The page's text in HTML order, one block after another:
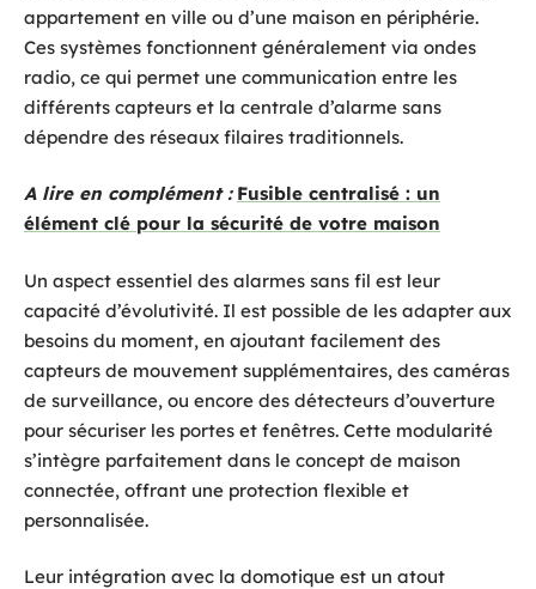
appartement en ville ou d’une maison en périphérie.
Ces systèmes fonctionnent généralement via ondes
radio, ce qui permet une communication entre les
différents capteurs et la centrale d’alarme sans
dépendre des réseaux filaires traditionnels.
A lire en complément : Fusible centralisé : un
élément clé pour la sécurité de votre maison
Un aspect essentiel des alarmes sans fil est leur
capacité d’évolutivité. Il est possible de les adapter aux
besoins du moment, en ajoutant facilement des
capteurs de mouvement supplémentaires, des caméras
de surveillance, ou encore des détecteurs d’ouverture
pour sécuriser les portes et fenêtres. Cette modularité
s’intègre parfaitement dans le concept de maison
connectée, offrant une protection flexible et
personnalisée.
Leur intégration avec la domotique est un atout